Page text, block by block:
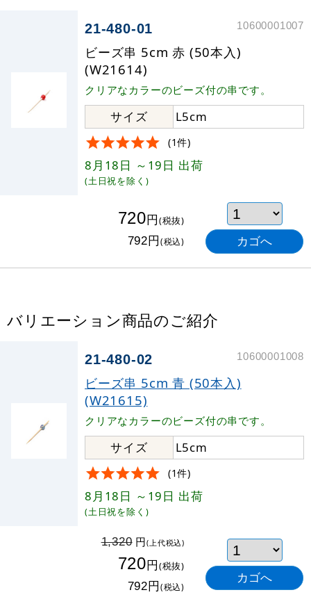
21-480-01 10600001007
ビーズ串 5cm 赤 (50本入)
(W21614)
クリアなカラーのビーズ付の串です。
サイズ L5cm
(1件)
8月18日 ～19日 出荷
(土日祝を除く)
720円(税抜)
792円(税込)
バリエーション商品のご紹介
21-480-02 10600001008
ビーズ串 5cm 青 (50本入)
(W21615)
クリアなカラーのビーズ付の串です。
サイズ L5cm
(1件)
8月18日 ～19日 出荷
(土日祝を除く)
1,320円(上代税込)
720円(税抜)
792円(税込)